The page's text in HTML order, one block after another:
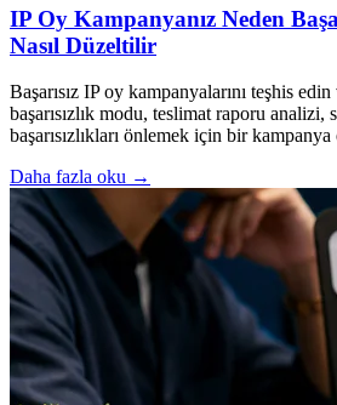
IP Oy Kampanyanız Neden
Nasıl Düzeltilir
Başarısız IP oy kampanyalarını teşhis
başarısızlık modu, teslimat raporu analizi,
başarısızlıkları önlemek için bir
Daha fazla oku →